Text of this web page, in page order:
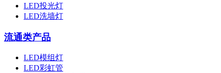
LED投光灯
LED洗墙灯
流通类产品
LED模组灯
LED彩虹管